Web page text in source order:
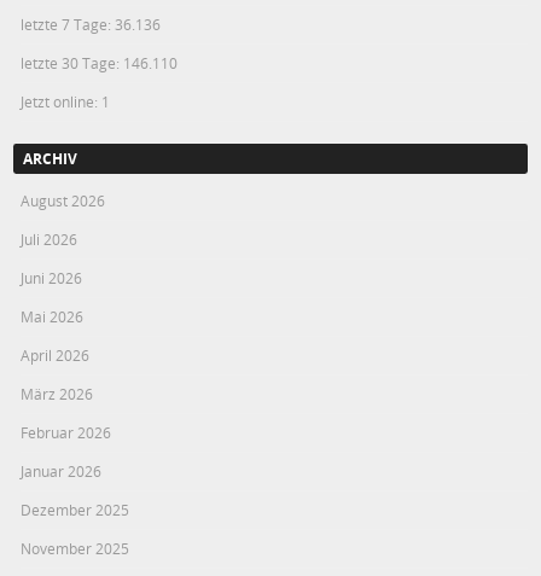
letzte 7 Tage: 36.136
letzte 30 Tage: 146.110
Jetzt online: 1
ARCHIV
August 2026
Juli 2026
Juni 2026
Mai 2026
April 2026
März 2026
Februar 2026
Januar 2026
Dezember 2025
November 2025